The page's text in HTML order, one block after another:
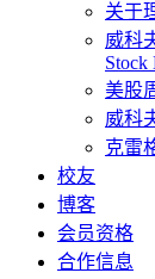
关于
威科
Stock
美股
威科
克雷
校友
博客
会员资格
合作信息